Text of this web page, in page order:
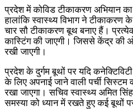
प्रदेश में कोविड टीकाकरण अभियान
हालांकि स्वास्थ्य विभाग ने
चार सौ टीकाकरण बूथ बनाए हैं।
कास्टिंग की जाएगी। जिससे केंद्र की
रखी जाएगी।
प्रदेश के दुर्गम बूथों पर यदि
के लिए अपनाई जाने वाली पर्ची सिस्टम
रखा जाएगा। सचिव स्वास्थ्य अमित
समस्या को ध्यान में रखते हुए कई बूथों